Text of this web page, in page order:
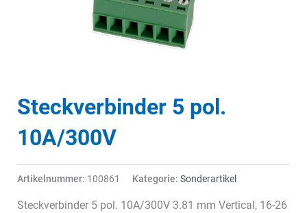
Steckverbinder 5 pol.
10A/300V
Artikelnummer: 100861 Kategorie: Sonderartikel
Steckverbinder 5 pol. 10A/300V 3.81 mm Vertical, 16-26